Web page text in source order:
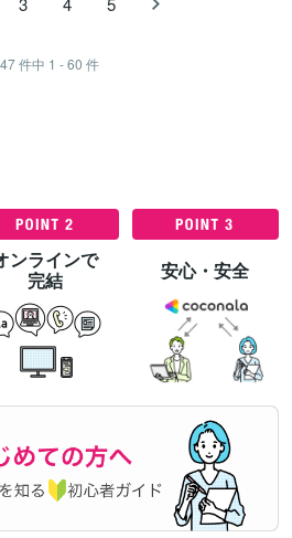
件中 1 - 60 件
ンラインで
完結
安心・安全